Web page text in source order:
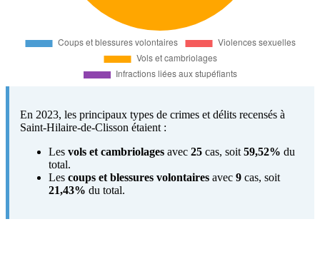
En 2023, les principaux types de crimes et délits recensés à
Saint-Hilaire-de-Clisson étaient :
Les vols et cambriolages avec 25 cas, soit 59,52% du
total.
Les coups et blessures volontaires avec 9 cas, soit
21,43% du total.